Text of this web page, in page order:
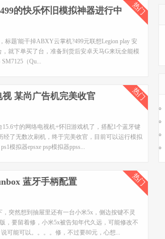
的快乐怀旧模拟神器进行中
标题'能干掉ABXY云掌机?499元联想Legion play 安
就下单买了台，准备到货后安卓天马G来玩全能模
（Qu...
热门
某尚广告机完美收官
寸的网络电视机+怀旧游戏机了，搭配1个蓝牙键
了无数次刷机，终于完美收官，目前可以运行模拟
模拟器epsxe psp模拟器ppss...
热门
蓝牙手柄配置
突然想到抽屉里还有一台小米5x，侧边按键不灵
，要留着修，小米5x被告知年代久远，可能修改不
可能可以。。。。修，不过要80元，心想...
热门